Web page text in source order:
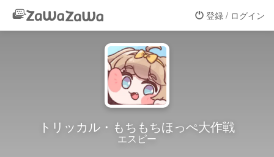
登録 / ログイン
トリッカル・もちもちほっぺ大作戦
エスピー